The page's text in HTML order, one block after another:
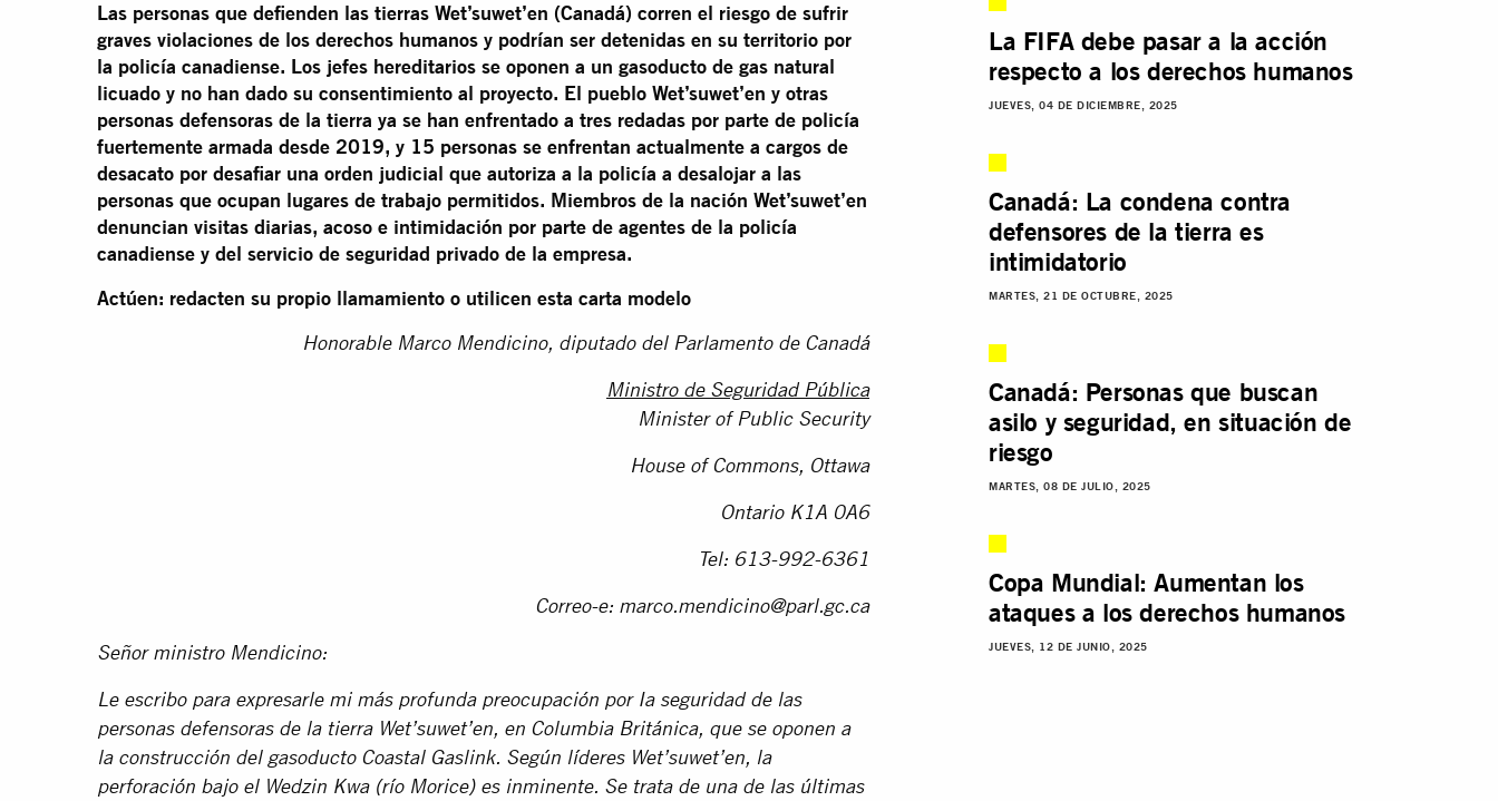
Las personas que defienden las tierras Wet’suwet’en (Canadá) corren el riesgo de sufrir
graves violaciones de los derechos humanos y podrían ser detenidas en su territorio por
la policía canadiense. Los jefes hereditarios se oponen a un gasoducto de gas natural
licuado y no han dado su consentimiento al proyecto. El pueblo Wet’suwet’en y otras
personas defensoras de la tierra ya se han enfrentado a tres redadas por parte de policía
fuertemente armada desde 2019, y 15 personas se enfrentan actualmente a cargos de
desacato por desafiar una orden judicial que autoriza a la policía a desalojar a las
personas que ocupan lugares de trabajo permitidos. Miembros de la nación Wet’suwet’en
denuncian visitas diarias, acoso e intimidación por parte de agentes de la policía
canadiense y del servicio de seguridad privado de la empresa.
Actúen: redacten su propio llamamiento o utilicen esta carta modelo
Honorable Marco Mendicino, diputado del Parlamento de Canadá
Ministro de Seguridad Pública
Minister of Public Security
House of Commons, Ottawa
Ontario K1A 0A6
Tel: 613-992-6361
Correo-e: marco.mendicino@parl.gc.ca
Señor ministro Mendicino:
Le escribo para expresarle mi más profunda preocupación por Ia seguridad de las
personas defensoras de la tierra Wet’suwet’en, en Columbia Británica, que se oponen a
la construcción del gasoducto Coastal Gaslink. Según líderes Wet’suwet’en, la
perforación bajo el Wedzin Kwa (río Morice) es inminente. Se trata de una de las últimas
La FIFA debe pasar a la acción
respecto a los derechos humanos
JUEVES, 04 DE DICIEMBRE, 2025
Canadá: La condena contra
defensores de la tierra es
intimidatorio
MARTES, 21 DE OCTUBRE, 2025
Canadá: Personas que buscan
asilo y seguridad, en situación de
riesgo
MARTES, 08 DE JULIO, 2025
Copa Mundial: Aumentan los
ataques a los derechos humanos
JUEVES, 12 DE JUNIO, 2025